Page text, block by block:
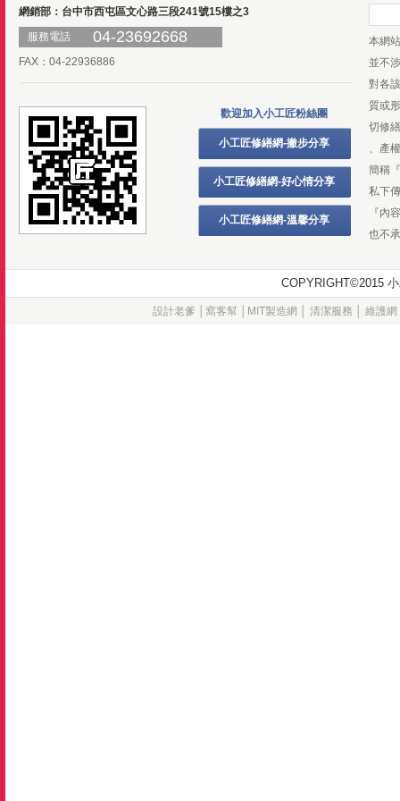
網銷部：台中市西屯區文心路三段241號15樓之3
服務電話
04-23692668
FAX：04-22936886
歡迎加入小工匠粉絲團
小工匠修繕網-撇步分享
小工匠修繕網-好心情分享
小工匠修繕網-溫馨分享
本網
並不
對各
質或
切修
、產
簡稱
私下
『內
也不
設計老爹 窩客幫│ MIT製造網 清潔服務 維護網